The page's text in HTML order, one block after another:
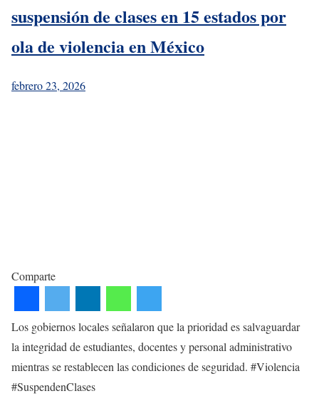
suspensión de clases en 15 estados por
ola de violencia en México
febrero 23, 2026
Comparte
Los gobiernos locales señalaron que la prioridad es salvaguardar
la integridad de estudiantes, docentes y personal administrativo
mientras se restablecen las condiciones de seguridad. #Violencia
#SuspendenClases